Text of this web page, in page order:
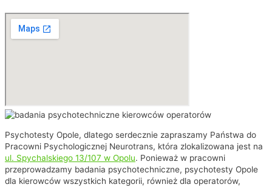
Psychotesty Opole, dlatego serdecznie zapraszamy Państwa do
Pracowni Psychologicznej Neurotrans, która zlokalizowana jest na
ul. Spychalskiego 13/107 w Opolu. Ponieważ w pracowni
przeprowadzamy badania psychotechniczne, psychotesty Opole
dla kierowców wszystkich kategorii, również dla operatorów,